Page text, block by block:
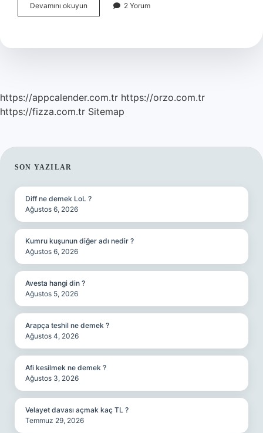
Devamını okuyun
Kadın
Nasıl
2 Yorum
https://appcalender.com.tr https://orzo.com.tr
https://fizza.com.tr Sitemap
SIDEBAR
SON YAZILAR
Diff ne demek LoL ?
Ağustos 6, 2026
Kumru kuşunun diğer adı nedir ?
Ağustos 6, 2026
Avesta hangi din ?
Ağustos 5, 2026
Arapça teshil ne demek ?
Ağustos 4, 2026
Afi kesilmek ne demek ?
Ağustos 3, 2026
Velayet davası açmak kaç TL ?
Temmuz 29, 2026